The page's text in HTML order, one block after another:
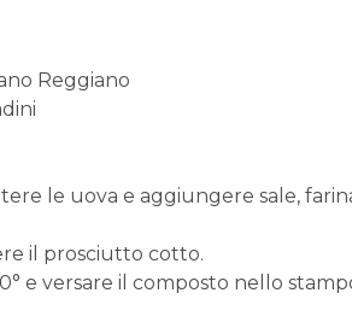
Reggiano
le uova e aggiungere sale,
il prosciutto cotto.
e versare il composto nello